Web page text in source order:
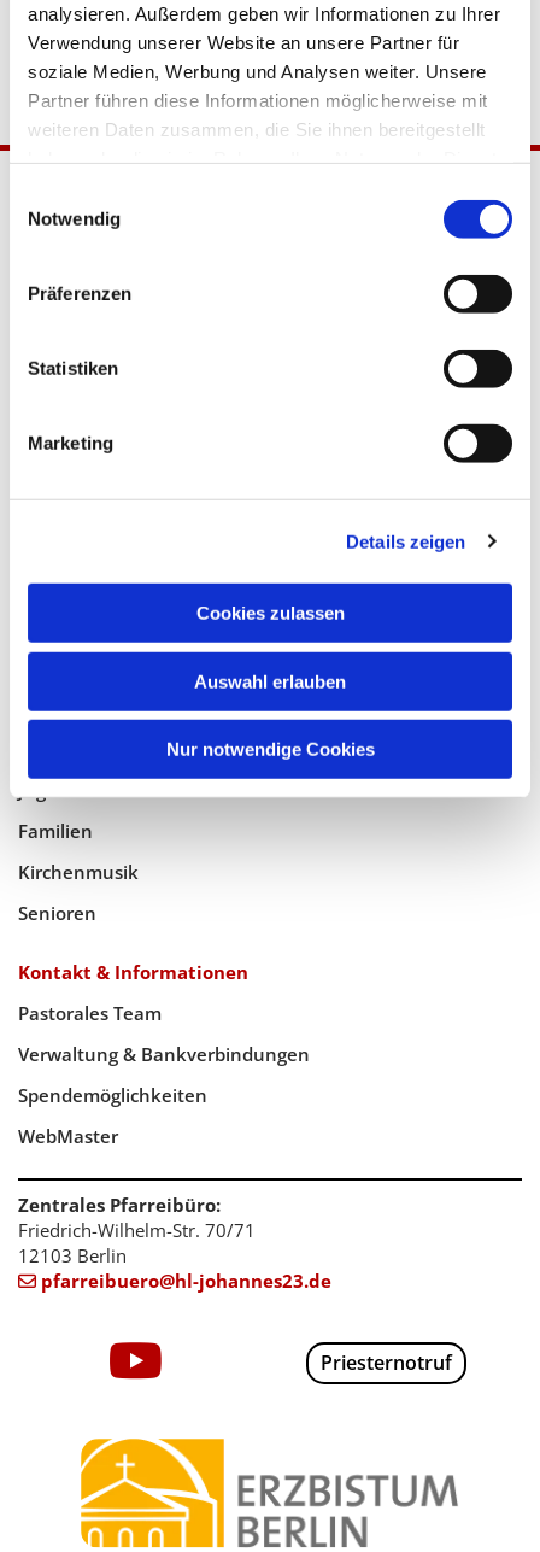
analysieren. Außerdem geben wir Informationen zu Ihrer
Verwendung unserer Website an unsere Partner für
soziale Medien, Werbung und Analysen weiter. Unsere
Partner führen diese Informationen möglicherweise mit
weiteren Daten zusammen, die Sie ihnen bereitgestellt
Notwendig
Präferenzen
Statistiken
Marketing
Details zeigen
Cookies zulassen
Auswahl erlauben
Nur notwendige Cookies
Katholische Kirchengemeinde
Tempelhof-Buckow
Geistlicher Raum
Taufe, Kommunion & Trauung
Familien
Kirchenmusik
Senioren
Kontakt & Informationen
Pastorales Team
Verwaltung & Bankverbindungen
Spendemöglichkeiten
WebMaster
Zentrales Pfarreibüro:
Friedrich-Wilhelm-Str. 70/71
12103 Berlin
 pfarreibuero@hl-johannes23.de
Priesternotruf